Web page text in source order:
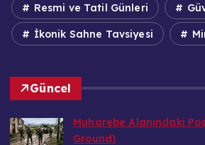
Resmi ve Tatil Günleri
İkonik Sahne Tavsiyesi
Güncel
Muharebe Alanındaki
Ground)